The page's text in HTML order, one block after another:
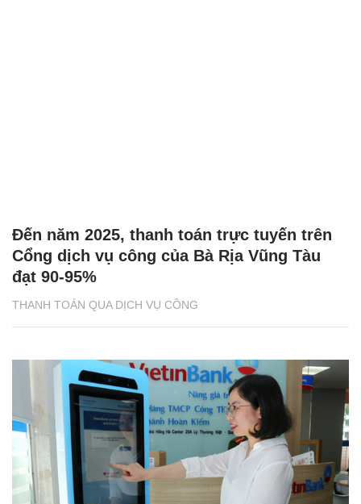
THANH TOÁN QUA DỊCH VỤ CÔNG
Đến năm 2025, thanh toán trực tuyến trên
Cổng dịch vụ công của Bà Rịa Vũng Tàu
đạt 90-95%